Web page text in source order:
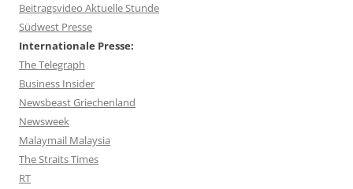
Beitragsvideo Aktuelle Stunde
Südwest Presse
Internationale Presse:
The Telegraph
Business Insider
Newsbeast Griechenland
Newsweek
Malaymail Malaysia
The Straits Times
RT